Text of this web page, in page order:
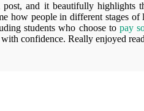
and it beautifully highlights
how people in different stages
students who choose topay
confidence. Really enjoyed